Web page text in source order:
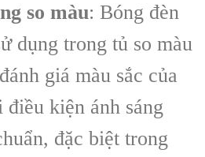
so màu: Bóng đèn
dụng trong tủ so màu
giá màu sắc của
điều kiện ánh sáng
đặc biệt trong